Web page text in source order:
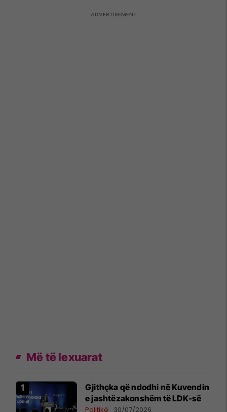
Më të lexuarat
Gjithçka që ndodhi në Kuvendin
e jashtëzakonshëm të LDK-së
Politikë 30/07/2026